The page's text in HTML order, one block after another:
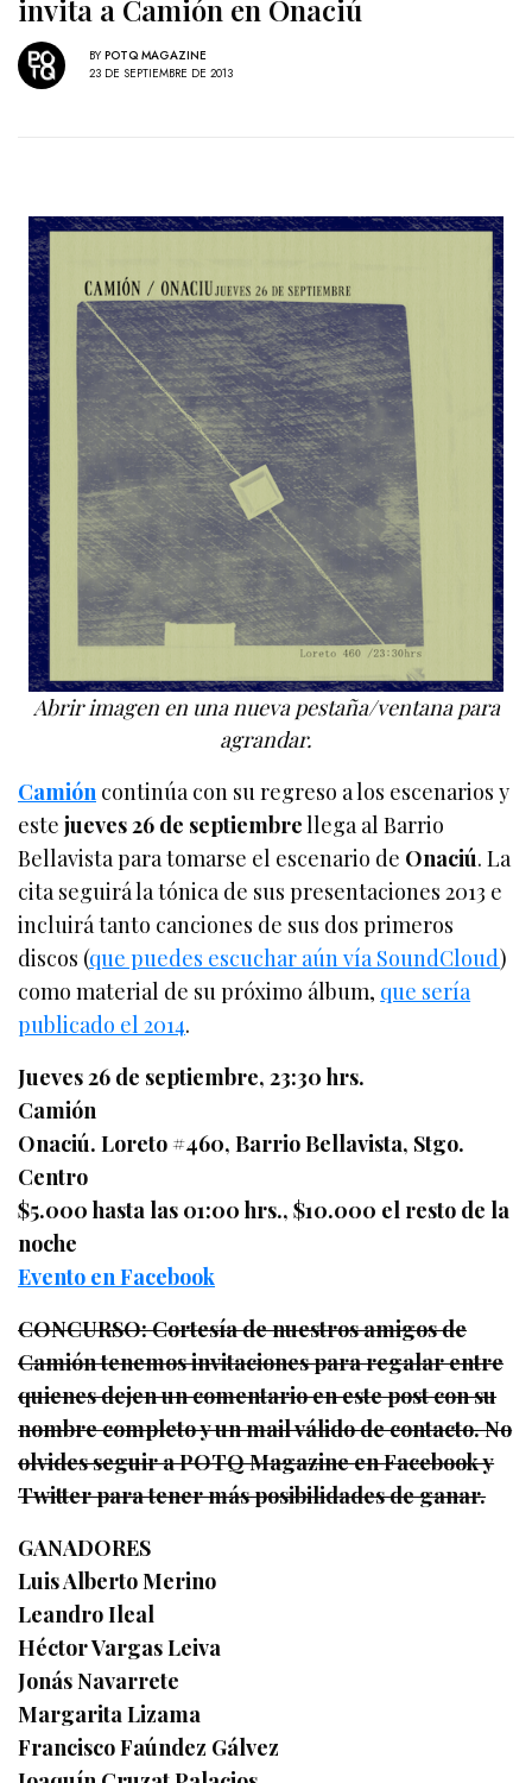
invita a Camión en Onaciú
BY POTQ MAGAZINE
23 DE SEPTIEMBRE DE 2013
Abrir imagen en una nueva pestaña/ventana para
agrandar.
Camión continúa con su regreso a los escenarios y
estejueves 26 de septiembrellega al Barrio
Bellavista para tomarse el escenario de Onaciú. La
cita seguirá la tónica de sus presentaciones 2013 e
incluirá tanto canciones de sus dos primeros
discos (que puedes escuchar aún vía SoundCloud)
como material de su próximo álbum, que sería
publicado el 2014.
Jueves 26 de septiembre, 23:30 hrs.
Camión
Onaciú. Loreto #460, Barrio Bellavista, Stgo.
Centro
$5.000 hasta las 01:00 hrs., $10.000 el resto de la
noche
Evento en Facebook
CONCURSO: Cortesía de nuestros amigos de
Camión tenemos invitaciones para regalar entre
quienes dejen un comentario en este post con su
nombre completo y un mail válido de contacto. No
olvides seguir a POTQ Magazine en Facebook y
Twitter para tener más posibilidades de ganar.
GANADORES
Luis Alberto Merino
Leandro Ileal
Héctor Vargas Leiva
Jonás Navarrete
Margarita Lizama
Francisco Faúndez Gálvez